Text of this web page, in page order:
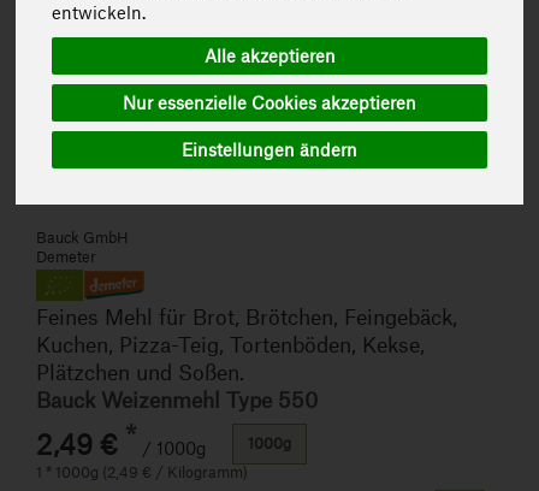
entwickeln.
Alle akzeptieren
Nur essenzielle Cookies akzeptieren
Einstellungen ändern
Bauck GmbH
Demeter
Feines Mehl für Brot, Brötchen, Feingebäck,
Kuchen, Pizza-Teig, Tortenböden, Kekse,
Plätzchen und Soßen.
Bauck Weizenmehl Type 550
2,49 € * / 1000g
1 * 1000g (2,49 € / Kilogramm)
1000g